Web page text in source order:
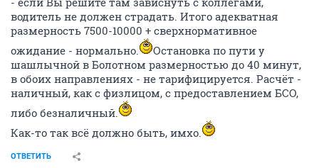
водитель не должен страдать. Итого адекватная
размерность 7500-10000 + сверхнормативное
ожидание - нормально.
Остановка по пути у
шашлычной в Болотном размерностью до 40 минут,
в обоих направлениях - не тарифицируется. Расчёт -
наличный, как с физлицом, с предоставлением БСО,
либо безналичный.
Как-то так всё должно быть, имхо.
ОТВЕТИТЬ